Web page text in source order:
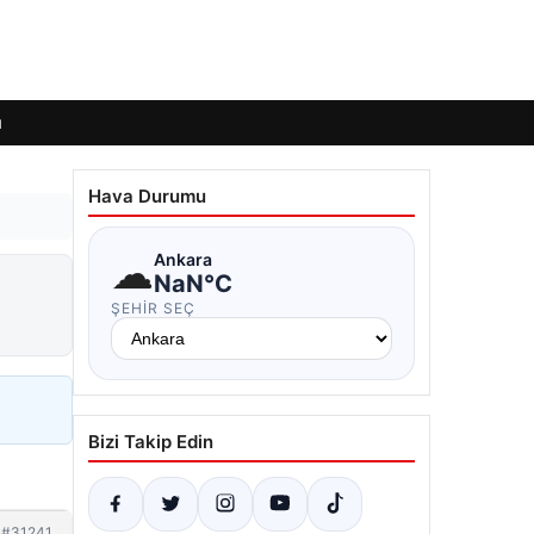
Hava Durumu
☁Ankara
NaN°C
ŞEHIR SEÇ
Bizi Takip Edin